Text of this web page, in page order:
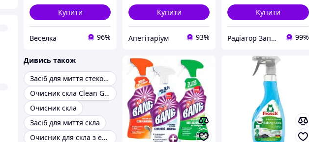
Купити
Веселка 96%
Купити
Апетітаріум 93%
Купити
Радіатор Запоріжжя 99%
Дивись також
Засіб для миття стекол автомобіля
Очисник скла Clean Glass
Очисник скла
Засіб для миття скла
Очисник для скла з ефектом антидощів